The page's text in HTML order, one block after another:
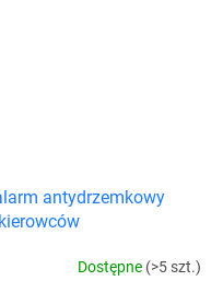
antydrzemkowy
Dostępne (>5 szt.)